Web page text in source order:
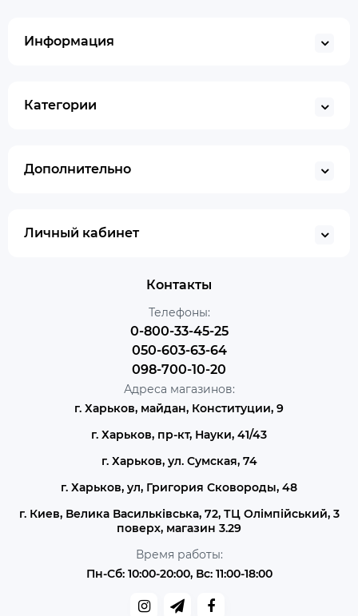
Информация
Категории
Дополнительно
Личный кабинет
Контакты
Телефоны:
0-800-33-45-25
050-603-63-64
098-700-10-20
Адреса магазинов:
г. Харьков, майдан, Конституции, 9
г. Харьков, пр-кт, Науки, 41/43
г. Харьков, ул. Сумская, 74
г. Харьков, ул, Григория Сковороды, 48
г. Киев, Велика Васильківська, 72, ТЦ Олімпійський, 3
поверх, магазин 3.29
Время работы:
Пн-Сб: 10:00-20:00, Вс: 11:00-18:00